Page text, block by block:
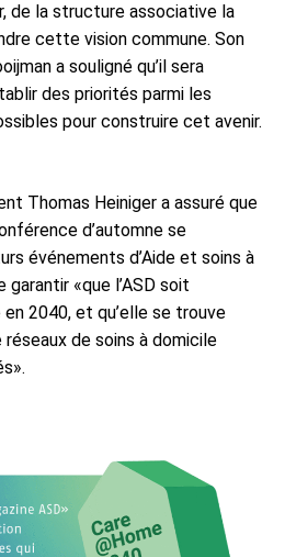
de la structure associative la
cette vision commune. Son
a souligné qu’il sera
des priorités parmi les
pour construire cet avenir.
Thomas Heiniger a assuré que
d’automne se
événements d’Aide et soins à
«que l’ASD soit
2040, et qu’elle se trouve
de soins à domicile